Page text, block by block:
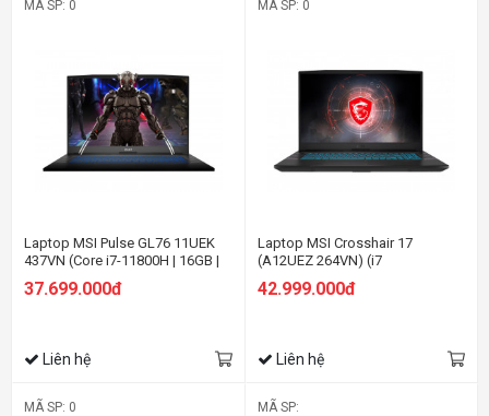
MÃ SP: 0
Laptop MSI Pulse GL76 11UEK
437VN (Core i7-11800H | 16GB |
inch FHD | Win 10 | Xám)
37.699.000đ
Liên hệ
MÃ SP: 0
Laptop MSI Crosshair 17
(A12UEZ 264VN) (i7
RAM/1TBSSD/RTX3060 6G/17.3
42.999.000đ
Liên hệ
MÃ SP: 0 MÃ SP: